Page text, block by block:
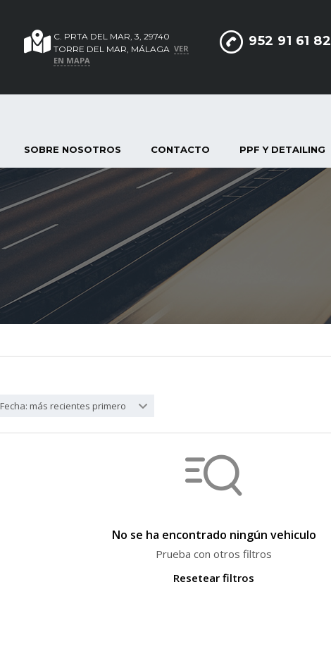
952 91 61 82
C. PRTA DEL MAR, 3, 29740
TORRE DEL MAR, MÁLAGA VER
EN MAPA
SOBRE NOSOTROS CONTACTO PPF Y DETAILING
Fecha: más recientes primero
No se ha encontrado ningún vehiculo
Prueba con otros filtros
Resetear filtros